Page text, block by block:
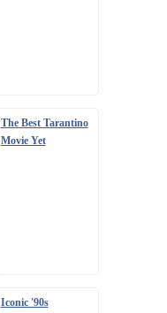
The Best Tarantino
Movie Yet
Iconic '90s